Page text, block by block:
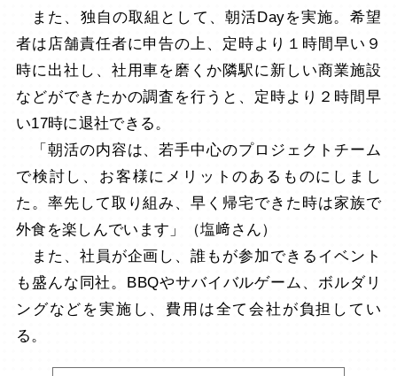
また、独自の取組として、朝活Dayを実施。希望
者は店舗責任者に申告の上、定時より１時間早い９
時に出社し、社用車を磨くか隣駅に新しい商業施設
などができたかの調査を行うと、定時より２時間早
い17時に退社できる。
「朝活の内容は、若手中心のプロジェクトチーム
で検討し、お客様にメリットのあるものにしまし
た。率先して取り組み、早く帰宅できた時は家族で
外食を楽しんでいます」（塩﨑さん）
また、社員が企画し、誰もが参加できるイベント
も盛んな同社。BBQやサバイバルゲーム、ボルダリ
ングなどを実施し、費用は全て会社が負担してい
る。